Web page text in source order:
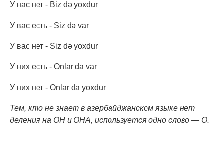
У нас нет - Biz də yoxdur
У вас есть - Siz də var
У вас нет - Siz də yoxdur
У них есть - Onlar da var
У них нет - Onlar da yoxdur
Тем, кто не знает в азербайджанском языке нет
деления на ОН и ОНА, используется одно слово — O.